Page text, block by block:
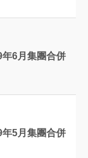
年6月集團合併
年5月集團合併